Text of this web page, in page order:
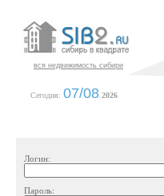
вся недвижимость сибири
Сегодня: 07/08 2026
Логин:
Пароль: